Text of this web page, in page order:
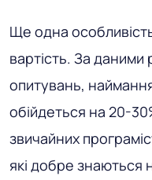
Ще одна
вартість. За даними
опитувань,
обійдеться на 20-
звичайних
які добре знаються